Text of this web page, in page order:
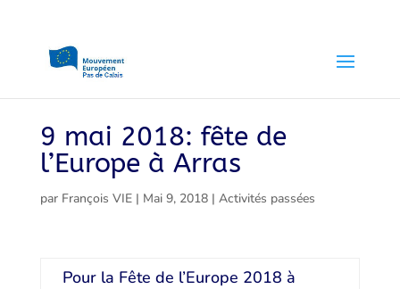
9 mai 2018: fête de
l’Europe à Arras
par François VIE| Mai 9, 2018| Activités passées
Pour la Fête de l’Europe 2018 à